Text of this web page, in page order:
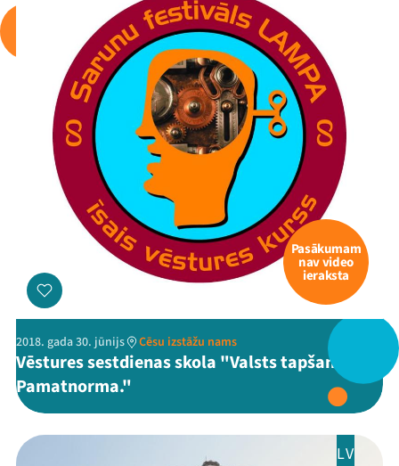
Pasākumam
nav video
ieraksta
2018. gada 30. jūnijs Cēsu izstāžu nams
Vēstures sestdienas skola "Valsts tapšana.
Pamatnorma."
LV